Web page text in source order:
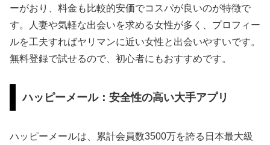
ーがおり、料金も比較的安価でコスパが良いのが特徴で
す。人妻や気軽な出会いを求める女性が多く、プロフィー
ルを工夫すればヤリマンに近い女性と出会いやすいです。
無料登録で試せるので、初心者にもおすすめです。
ハッピーメール：安全性の高い大手アプリ
ハッピーメールは、累計会員数3500万を誇る日本最大級